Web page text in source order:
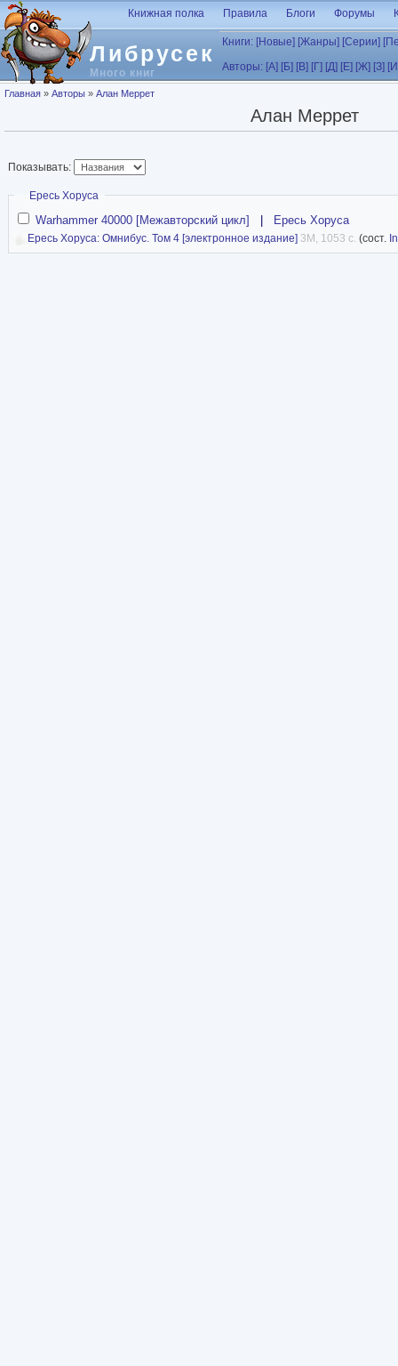
Перейти к основному содержанию
Либрусек
Много книг
Книжная полка Правила Блоги Форумы
Книги: [Новые] [Жанры] [Серии]
Авторы: [А] [Б] [В] [Г] [Д] [Е] [Ж] [З]
Вы здесь
Главная » Авторы » Алан Меррет
Алан Меррет
Показывать:
Скрыть
Ересь Хоруса
Warhammer 40000 [Межавторский цикл] Ересь Хоруса
Ересь Хоруса: Омнибус. Том 4 [электронное издание] 3M, 1053 с. (сост.